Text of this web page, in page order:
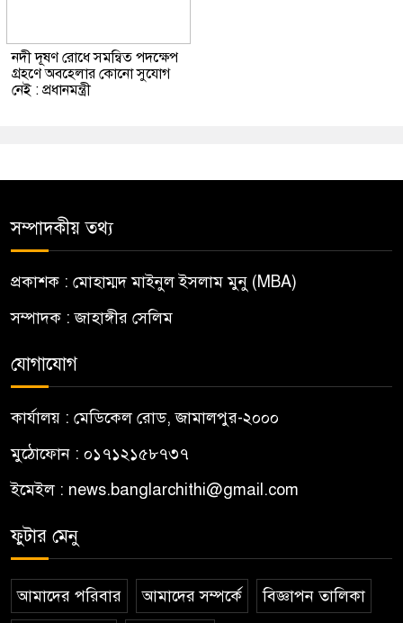
নদী দূষণ রোধে সমন্বিত পদক্ষেপ
গ্রহণে অবহেলার কোনো সুযোগ
নেই : প্রধানমন্ত্রী
সম্পাদকীয় তথ্য
প্রকাশক : মোহাম্মদ মাইনুল ইসলাম মুনু (MBA)
সম্পাদক : জাহাঙ্গীর সেলিম
যোগাযোগ
কার্যালয় : মেডিকেল রোড, জামালপুর-২০০০
মুঠোফোন : ০১৭১২১৫৮৭৩৭
ইমেইল : news.banglarchithi@gmail.com
ফুটার মেনু
আমাদের পরিবার আমাদের সম্পর্কে বিজ্ঞাপন তালিকা